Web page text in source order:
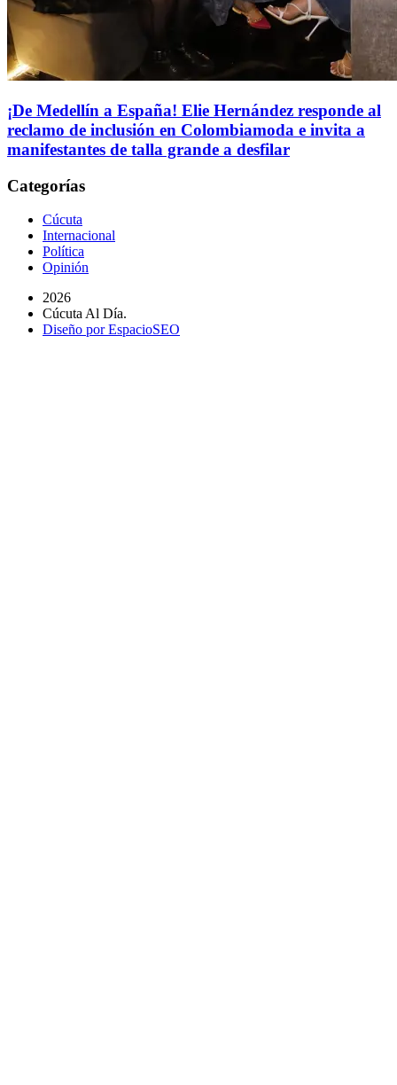
¡De Medellín a España! Elie Hernández responde al
reclamo de inclusión en Colombiamoda e invita a
manifestantes de talla grande a desfilar
Categorías
Cúcuta
Internacional
Política
Opinión
2026
Cúcuta Al Día.
Diseño por EspacioSEO